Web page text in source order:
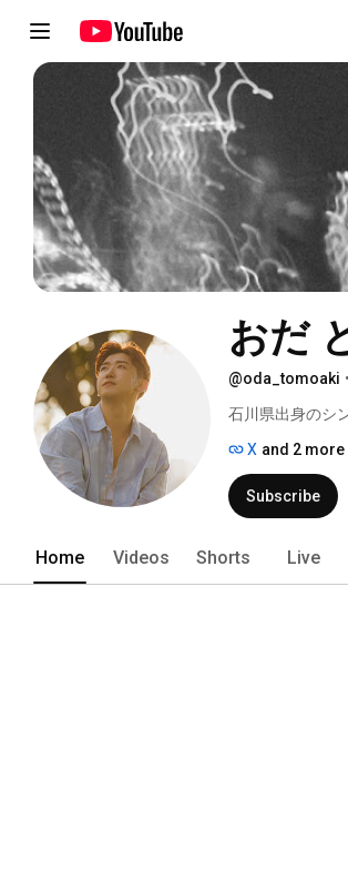
おだ
@oda_tomoaki •
石川県出身のシ
X and 2 more
Subscribe
Home Videos Shorts Live